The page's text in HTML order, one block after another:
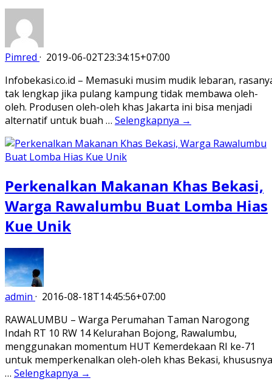
Pimred · 2019-06-02T23:34:15+07:00
Infobekasi.co.id – Memasuki musim mudik lebaran,
tak lengkap jika pulang kampung tidak membawa oleh-
oleh. Produsen oleh-oleh khas Jakarta ini bisa menjadi
alternatif untuk buah … Selengkapnya →
Perkenalkan Makanan Khas Bekasi,
Warga Rawalumbu Buat Lomba Hias
Kue Unik
admin · 2016-08-18T14:45:56+07:00
RAWALUMBU – Warga Perumahan Taman Narogong
Indah RT 10 RW 14 Kelurahan Bojong, Rawalumbu,
menggunakan momentum HUT Kemerdekaan RI ke-71
untuk memperkenalkan oleh-oleh khas Bekasi, khususnya
… Selengkapnya →